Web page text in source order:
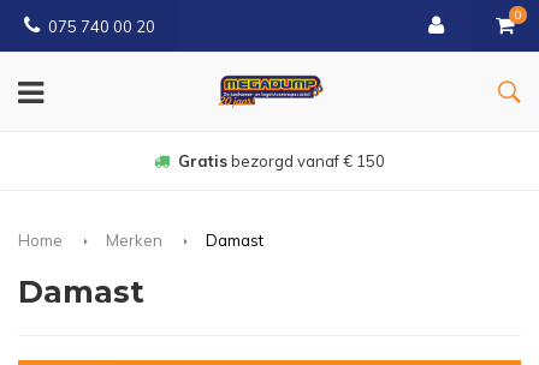
075 740 00 20
0
Gratisbezorgd vanaf € 150
Home Merken Damast
Damast